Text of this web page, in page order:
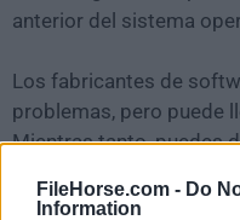
FileHorse.com - Do
Information
anterior del sistema
Los fabricantes de
problemas, pero puede
Mientras tanto, puedes